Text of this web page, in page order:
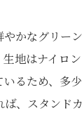
かなグリー
地はナイロ
るため、多
、スタンド